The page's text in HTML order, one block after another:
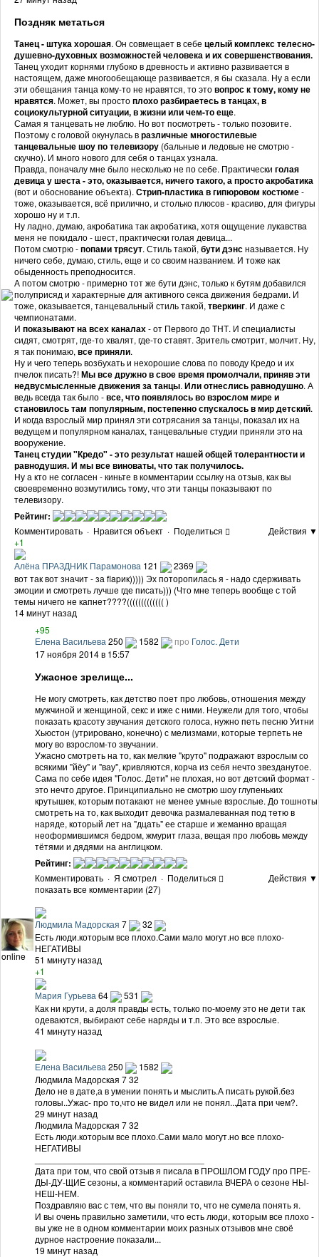
Поздняк метаться
Танец - штука хорошая. Он совмещает в себе целый комплекс телесно-
душевно-духовных возможностей человека и их совершенствования.
Танец уходит корнями глубоко в древность и активно развивается в
настоящем, даже многообещающе развивается, я бы сказала. Ну а если
эти обещания танца кому-то не нравятся, то этовопрос к тому, кому не
нравятся. Может, вы простоплохо разбираетесь в танцах, в
социокультурной ситуации, в жизни или чем-то еще.
Самая я танцевать не люблю. Но вот посмотреть - только позовите.
Поэтому с головой окунулась вразличные многостилевые
танцевальные шоу по телевизору (бальные и ледовые не смотрю -
скучно). И много нового для себя о танцах узнала.
Правда, поначалу мне было несколько не по себе. Практически голая
девица у шеста - это, оказывается, ничего такого, а просто акробатика
(вот и обоснование объекта). Стрип-пластика в гипюровом костюме-
тоже, оказывается, всё прилично, и столько плюсов - красиво, для фигуры
хорошо ну и т.п.
Ну ладно, думаю, акробатика так акробатика, хотя ощущение лукавства
меня не покидало - шест, практически голая девица...
Потом смотрю -попами трясут. Стиль такой, бути дэнсназывается. Ну
ничего себе, думаю, стиль, еще и со своим названием. И тоже как
обыденность преподносится.
А потом смотрю - примерно тот же бути дэнс, только к бутям добавился
полуприсяд и характерные для активного секса движения бедрами. И
тоже, оказывается, танцевальный стиль такой, тверкинг. И даже с
чемпионатами.
И показывают на всех каналах- от Первого до ТНТ. И специалисты
сидят, смотрят, где-то хвалят, где-то ставят. Зритель смотрит, молчит. Ну,
я так понимаю, все приняли.
Ну и чего теперь возбухать и нехорошие слова по поводу Кредо и их
пчелок писать?!Мы все дружно в свое время промолчали, приняв эти
недвусмысленные движения за танцы. Или отнеслись равнодушно. А
ведь всегда так было -все, что появлялось во взрослом мире и
становилось там популярным, постепенно спускалось в мир детский.
И когда взрослый мир принял эти сотрясания за танцы, показал их на
ведущем и популярном каналах, танцевальные студии приняли это на
вооружение.
Танец студии "Кредо" - это результат нашей общей толерантности и
равнодушия. И мы все виноваты, что так получилось.
Ну а кто не согласен - киньте в комментарии ссылку на отзыв, как вы
своевременно возмутились тому, что эти танцы показывают по
телевизору.
Рейтинг:
Комментировать · Нравится объект · Поделиться
Действия ▼
+1
Алёна ПРАЗДНИК Парамонова 121
2369
вот так вот значит - за flapик))))) Эх поторопилась я - надо сдерживать
эмоции и смотреть лучше где писать))) (Что мне теперь вообще с той
темы ничего не капнет????((((((((((((( )
14 минут назад
online
+95
Елена Васильева 250 1582 про Голос. Дети
17 ноября 2014 в 15:57
Ужасное зрелище...
Не могу смотреть, как детство поет про любовь, отношения между
мужчиной и женщиной, секс и иже с ними. Неужели для того, чтобы
показать красоту звучания детского голоса, нужно петь песню Уитни
Хьюстон (утрировано, конечно) с мелизмами, которые терпеть не
могу во взрослом-то звучании.
Ужасно смотреть на то, как мелкие "круто" подражают взрослым со
всякими "йёу" и "вау", кривляются, корча из себя нечто звезданутое.
Сама по себе идея "Голос. Дети" не плохая, но вот детский формат -
это нечто другое. Принципиально не смотрю шоу глупеньких
крутышек, которым потакают не менее умные взрослые. До тошноты
смотреть на то, как выходит девочка размалеванная под тетю в
наряде, который лет на "дцать" ее старше и жеманно вращая
неоформившимся бедром, жмурит глаза, вещая про любовь между
тётями и дядями на англицком.
Рейтинг:
Комментировать · Я смотрел · Поделиться
Действия ▼
показать все комментарии (27)
Людмила Мадорская 7
32
Есть люди.которым все плохо.Сами мало могут.но все плохо-
НЕГАТИВЫ
51 минуту назад
+1
Мария Гурьева 64
531
Как ни крути, а доля правды есть, только по-моему это не дети так
одеваются, выбирают себе наряды и т.п. Это все взрослые.
41 минуту назад
Елена Васильева 250
1582
Людмила Мадорская 7 32
Дело не в дате,а в умении понять и мыслить.А писать рукой.без
головы..Ужас- про то,что не видел или не понял...Дата при чем?.
29 минут назад
Людмила Мадорская 7 32
Есть люди.которым все плохо.Сами мало могут.но все плохо-
НЕГАТИВЫ
Дата при том, что свой отзыв я писала в ПРОШЛОМ ГОДУ про ПРЕ-
ДЫ-ДУ-ЩИЕ сезоны, а комментарий оставила ВЧЕРА о сезоне НЫ-
НЕШ-НЕМ.
Поздравляю вас с тем, что вы поняли то, что не сумела понять я.
И вы очень правильно заметили, что есть люди, которым все плохо -
вы уже не в одном комментарии моих разных отзывов мне своё
дурное настроение показали...
19 минут назад